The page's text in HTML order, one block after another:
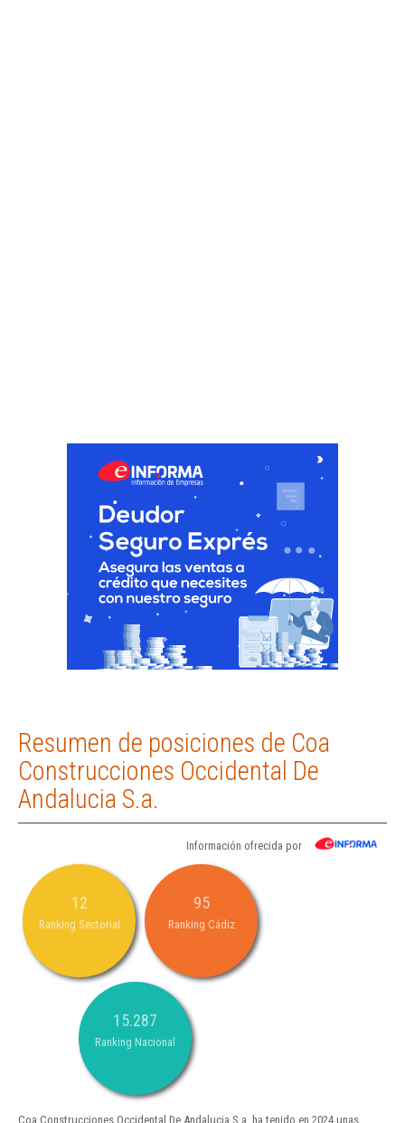
Resumen de posiciones de Coa
Construcciones Occidental De
Andalucia S.a.
Información ofrecida por
12
Ranking Sectorial
95
Ranking Cádiz
15.287
Ranking Nacional
Coa Construcciones Occidental De Andalucia S.a. ha tenido en 2024 unas